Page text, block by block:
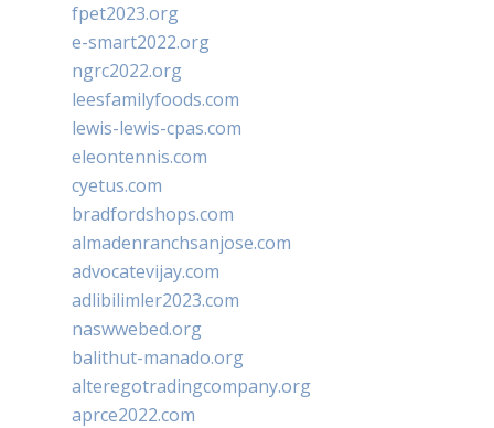
fpet2023.org
e-smart2022.org
ngrc2022.org
leesfamilyfoods.com
lewis-lewis-cpas.com
eleontennis.com
cyetus.com
bradfordshops.com
almadenranchsanjose.com
advocatevijay.com
adlibilimler2023.com
naswwebed.org
balithut-manado.org
alteregotradingcompany.org
aprce2022.com